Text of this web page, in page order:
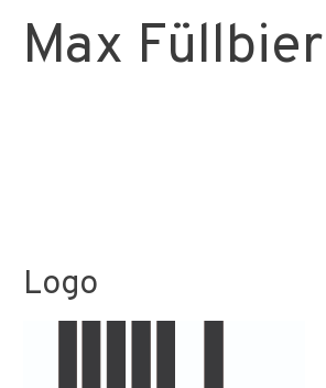
Max Füllbier
Logo